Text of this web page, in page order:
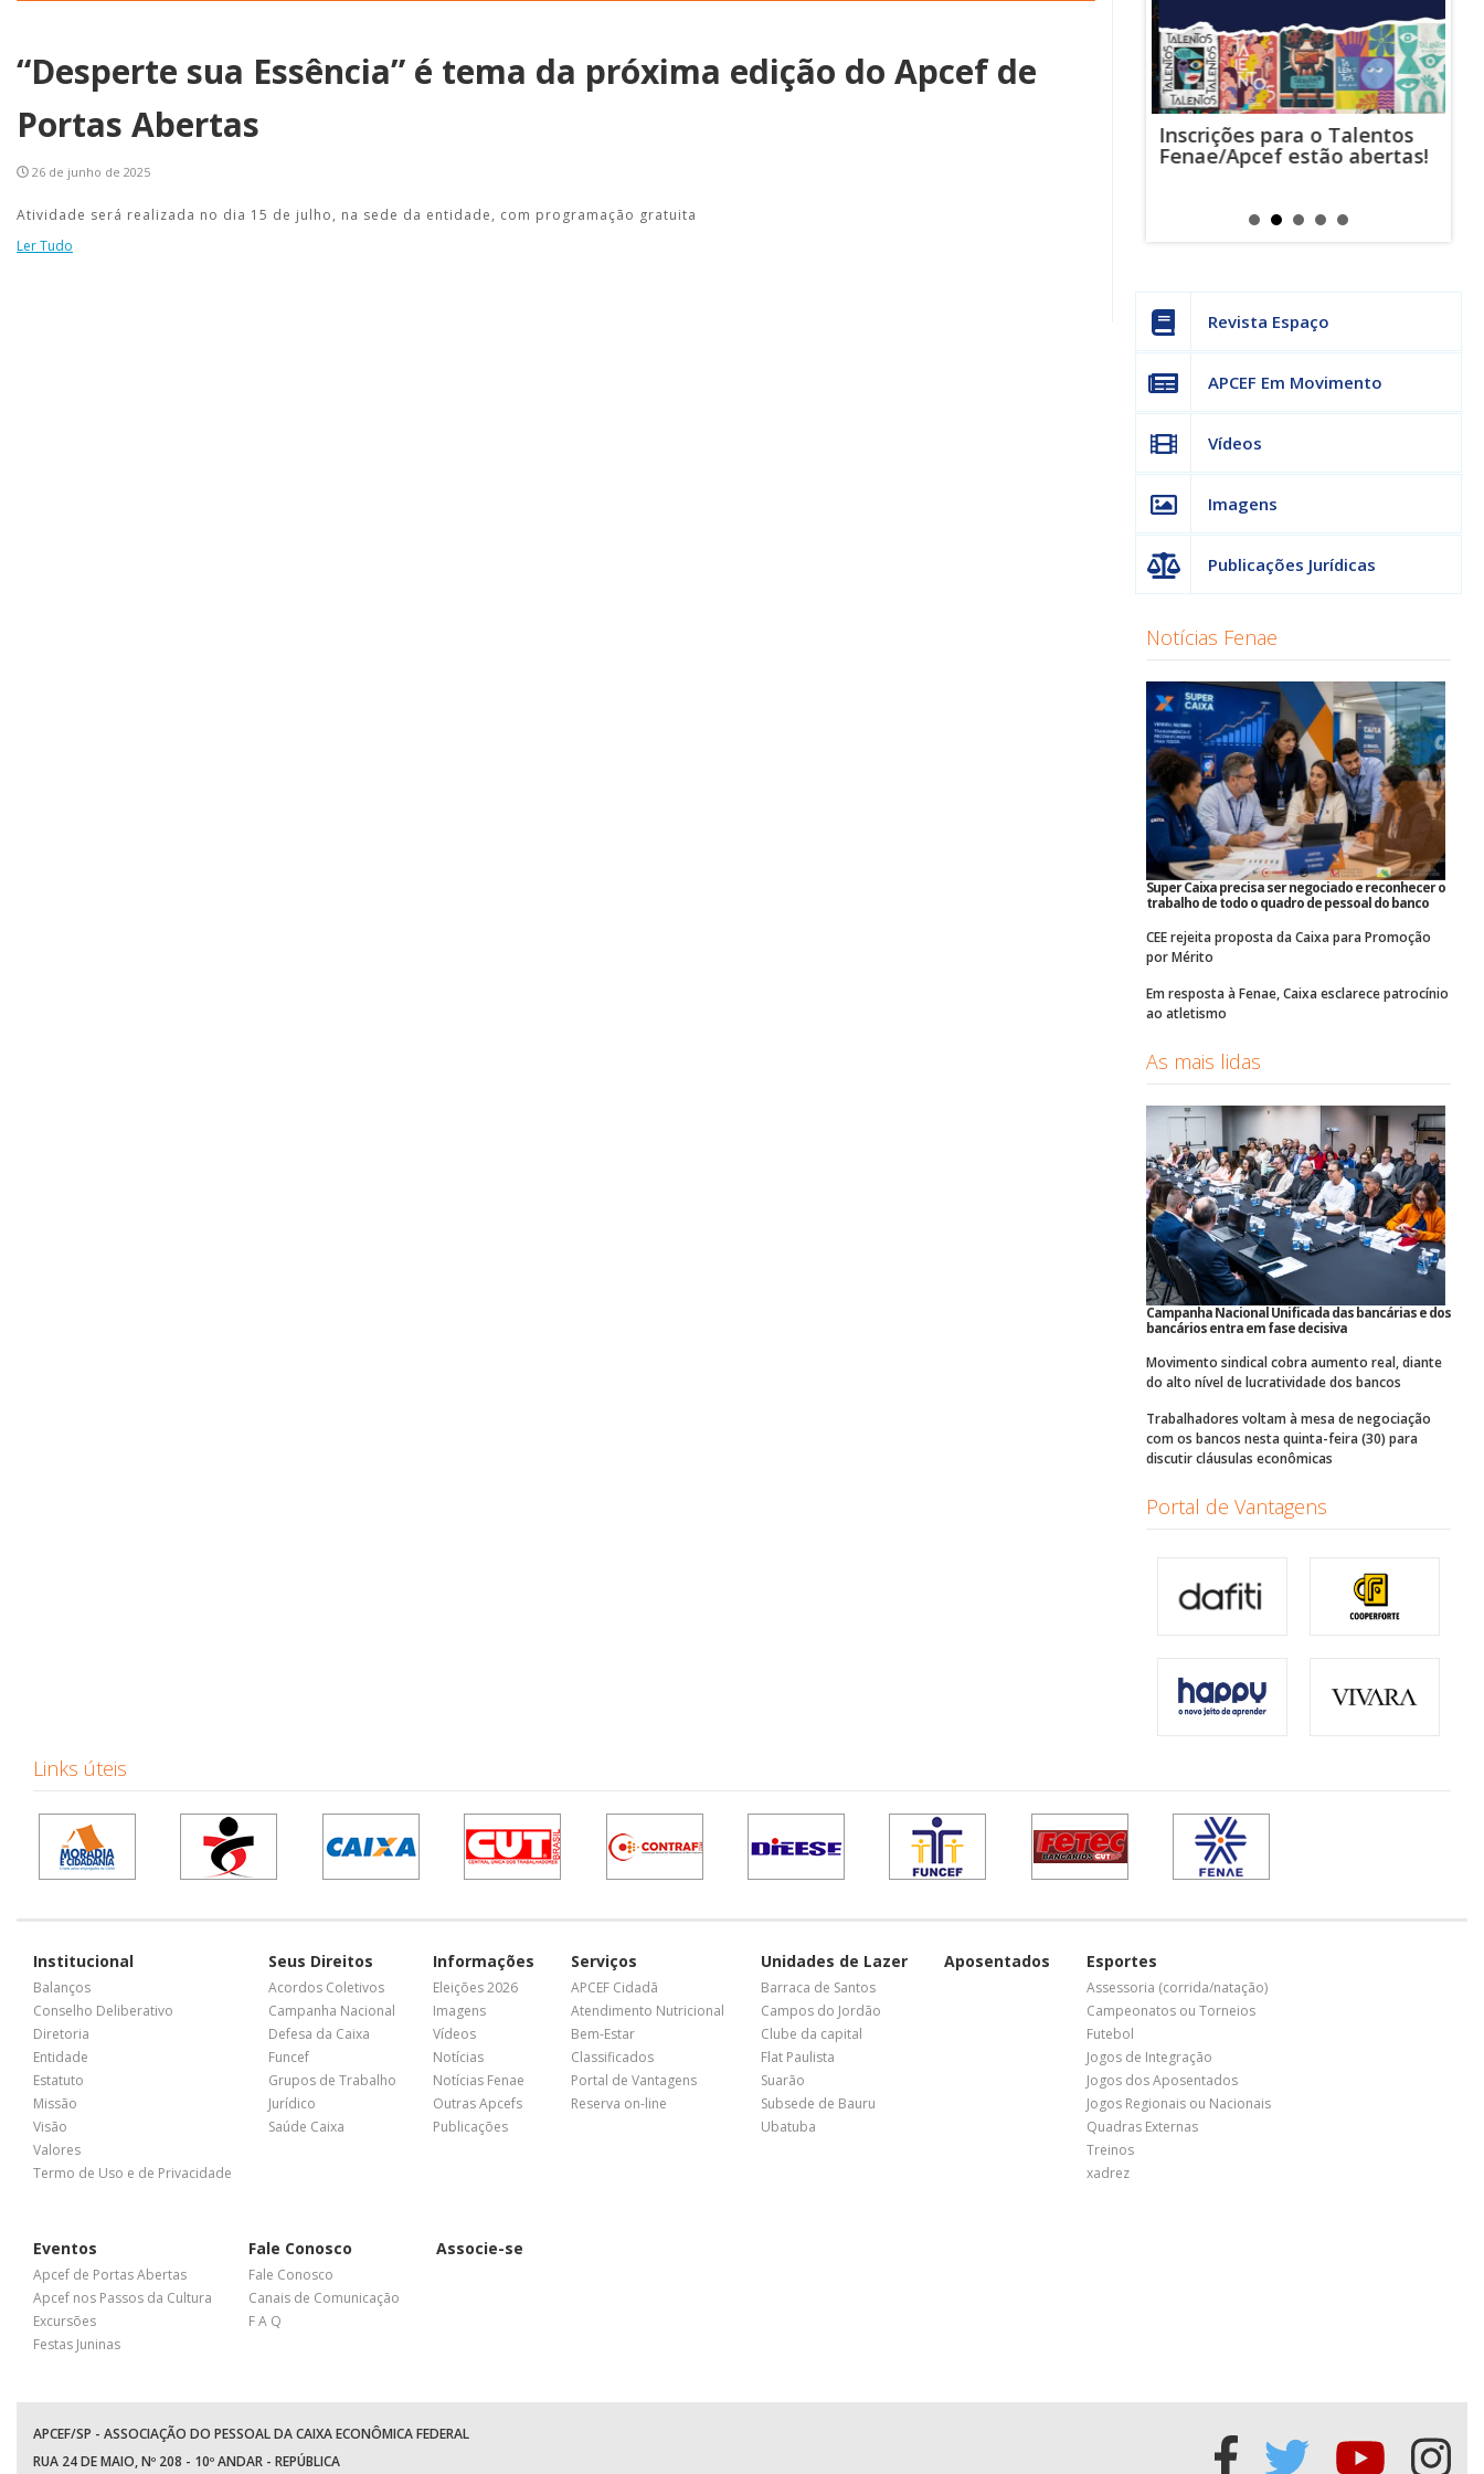
“Desperte sua Essência” é tema da próxima edição do Apcef de
Portas Abertas
26 de junho de 2025
Atividade será realizada no dia 15 de julho, na sede da entidade, com programação gratuita
Ler Tudo
Inscrições para o Talentos
Fenae/Apcef estão abertas!
Revista Espaço
APCEF Em Movimento
Vídeos
Imagens
Publicações Jurídicas
Notícias Fenae
Super Caixa precisa ser negociado e reconhecer o
trabalho de todo o quadro de pessoal do banco
CEE rejeita proposta da Caixa para Promoção
por Mérito
Em resposta à Fenae, Caixa esclarece patrocínio
ao atletismo
As mais lidas
Campanha Nacional Unificada das bancárias e dos
bancários entra em fase decisiva
Movimento sindical cobra aumento real, diante
do alto nível de lucratividade dos bancos
Trabalhadores voltam à mesa de negociação
com os bancos nesta quinta-feira (30) para
discutir cláusulas econômicas
Portal de Vantagens
Links úteis
Institucional
Balanços
Conselho Deliberativo
Diretoria
Entidade
Estatuto
Missão
Visão
Valores
Termo de Uso e de Privacidade
Seus Direitos
Acordos Coletivos
Campanha Nacional
Defesa da Caixa
Funcef
Grupos de Trabalho
Jurídico
Saúde Caixa
Informações
Eleições 2026
Imagens
Vídeos
Notícias
Notícias Fenae
Outras Apcefs
Publicações
Serviços
APCEF Cidadã
Atendimento Nutricional
Bem-Estar
Classificados
Portal de Vantagens
Reserva on-line
Unidades de Lazer
Barraca de Santos
Campos do Jordão
Clube da capital
Flat Paulista
Suarão
Subsede de Bauru
Ubatuba
Aposentados Esportes
Assessoria (corrida/natação)
Campeonatos ou Torneios
Futebol
Jogos de Integração
Jogos dos Aposentados
Jogos Regionais ou Nacionais
Quadras Externas
Treinos
xadrez
Eventos
Apcef de Portas Abertas
Apcef nos Passos da Cultura
Excursões
Festas Juninas
Fale Conosco
Fale Conosco
Canais de Comunicação
F A Q
Associe-se
APCEF/SP - ASSOCIAÇÃO DO PESSOAL DA CAIXA ECONÔMICA FEDERAL
RUA 24 DE MAIO, Nº 208 - 10º ANDAR - REPÚBLICA
Acessar
Acessar